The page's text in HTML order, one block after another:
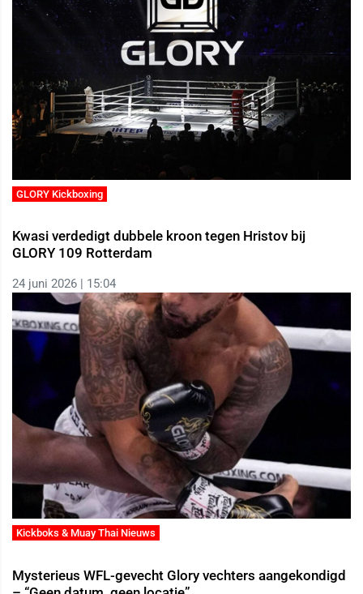
GLORY Kickboxing
Kwasi verdedigt dubbele kroon tegen Hristov bij
GLORY 109 Rotterdam
24 juni 2026 | 15:04
Kickboks & Muay Thai Nieuws
Mysterieus WFL-gevecht Glory vechters aangekondigd